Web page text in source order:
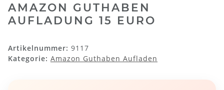
AMAZON GUTHABEN
AUFLADUNG 15 EURO
Artikelnummer: 9117
Kategorie: Amazon Guthaben Aufladen